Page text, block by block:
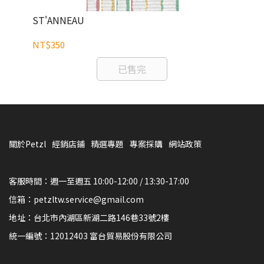
ST'ANNEAU
NT$350
已售完
關於Petzl 經銷店鋪 精選專題 專案採購 網站政策
客服時間：週一至週五 10:00-12:00 / 13:30-17:00
信箱：petzltw.service@gmail.com
地址：台北市內湖區新湖二路146巷33號2樓
統一編號：12012403 富台貿易股份有限公司